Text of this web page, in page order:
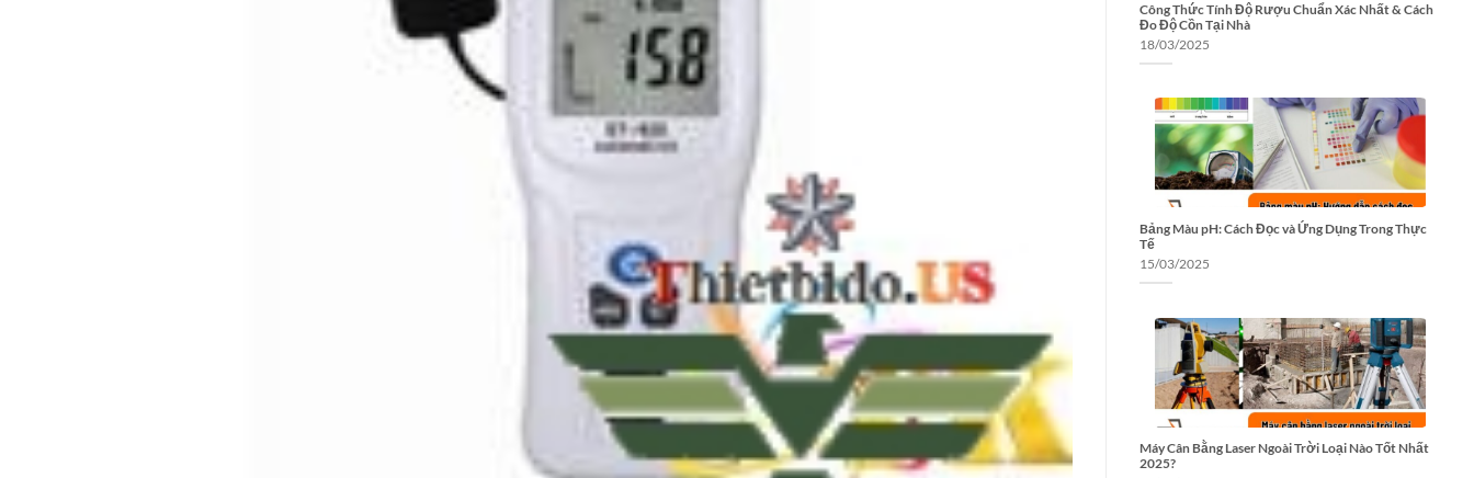
Công Thức Tính Độ Rượu Chuẩn Xác Nhất & Cách
Đo Độ Cồn Tại Nhà
18/03/2025
Bảng Màu pH: Cách Đọc và Ứng Dụng Trong Thực
Tế
15/03/2025
Máy Cân Bằng Laser Ngoài Trời Loại Nào Tốt Nhất
2025?